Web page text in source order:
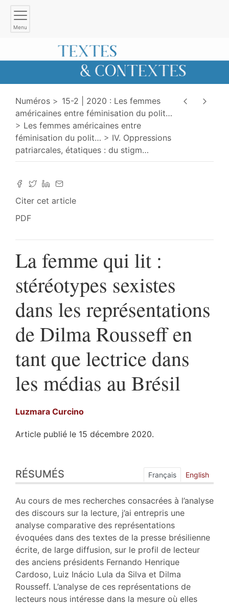
Menu
Numéros
15-2 | 2020 : Les femmes
américaines entre féminisation du polit…
Les femmes américaines entre
féminisation du polit…
IV. Oppressions
patriarcales, étatiques : du stigm…
Citer cet article
PDF
La femme qui lit :
stéréotypes sexistes
dans les représentations
de Dilma Rousseff en
tant que lectrice dans
les médias au Brésil
Luzmara Curcino
Article publié le 15 décembre 2020.
Index
Plan
Texte
Bibliographie
Notes
Citer cet article
Auteur
RÉSUMÉS Français English
Au cours de mes recherches consacrées à l’analyse
des discours sur la lecture, j’ai entrepris une
analyse comparative des représentations
évoquées dans des textes de la presse brésilienne
écrite, de large diffusion, sur le profil de lecteur
des anciens présidents Fernando Henrique
Cardoso, Luiz Inácio Lula da Silva et Dilma
Rousseff. L’analyse de ces représentations de
lecteurs nous intéresse dans la mesure où elles